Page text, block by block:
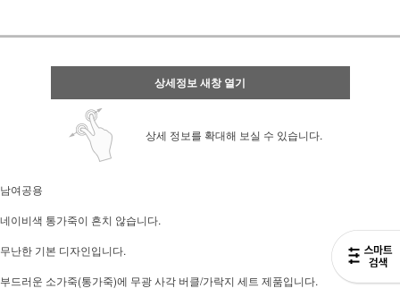
상세정보 새창 열기
상세 정보를 확대해 보실 수 있습니다.
남여공용
네이비색 통가죽이 흔치 않습니다.
무난한 기본 디자인입니다.
부드러운 소가죽(통가죽)에 무광 사각 버클/가락지 세트 제품입니다.